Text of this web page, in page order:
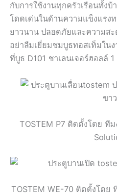
กับการใช้งานทุกครัวเรือนทั้งบ้
โดดเด่นในด้านความแข็งแรง
ยาวนาน ปลอดภัยและความสะ
อย่าลืมเยี่ยมชมบูธทอสเท็มใน
ที่บูธ D101 ชาเลนเจอร์ฮอลล์ 1
TOSTEM P7 ติดตั้งโดย ทีม
TOSTEM WE-70 ติดตั้งโดย